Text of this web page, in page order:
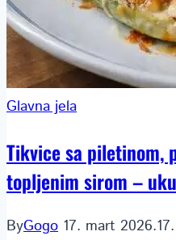
Glavna jela
Tikvice sa piletinom,
topljenim sirom –
ByGogo 17. mart 2026.